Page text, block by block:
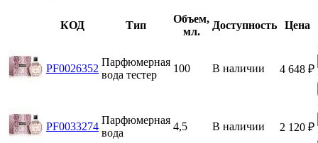
КОД Тип
Объем,
мл.
Доступность Цена
PF0026352
Парфюмерная
вода тестер
100 В наличии 4 648 ₽
PF0033274
Парфюмерная
вода
4,5 В наличии 2 120 ₽